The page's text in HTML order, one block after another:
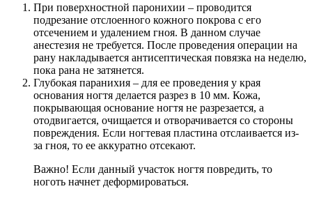
При поверхностной паронихии – проводится
подрезание отслоенного кожного покрова с его
отсечением и удалением гноя. В данном случае
анестезия не требуется. После проведения операции на
рану накладывается антисептическая повязка на неделю,
пока рана не затянется.
Глубокая паранихия – для ее проведения у края
основания ногтя делается разрез в 10 мм. Кожа,
покрывающая основание ногтя не разрезается, а
отодвигается, очищается и отворачивается со стороны
повреждения. Если ногтевая пластина отслаивается из-
за гноя, то ее аккуратно отсекают.
Важно! Если данный участок ногтя повредить, то
ноготь начнет деформироваться.